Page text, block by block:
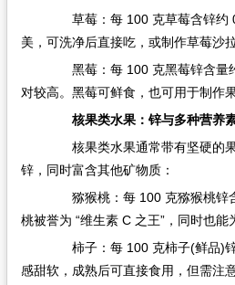
草莓：每 100 克草莓含锌约
美，可洗净后直接吃，或制作草莓沙
黑莓：每 100 克黑莓锌含量
对较高。黑莓可鲜食，也可用于制作
核果类水果：锌与多种营养
核果类水果通常带有坚硬的果
锌，同时富含其他矿物质：​
猕猴桃：每 100 克猕猴桃锌
桃被誉为 “维生素 C 之王”，同时也能
柿子：每 100 克柿子(鲜品)锌
感甜软，成熟后可直接食用，但需注